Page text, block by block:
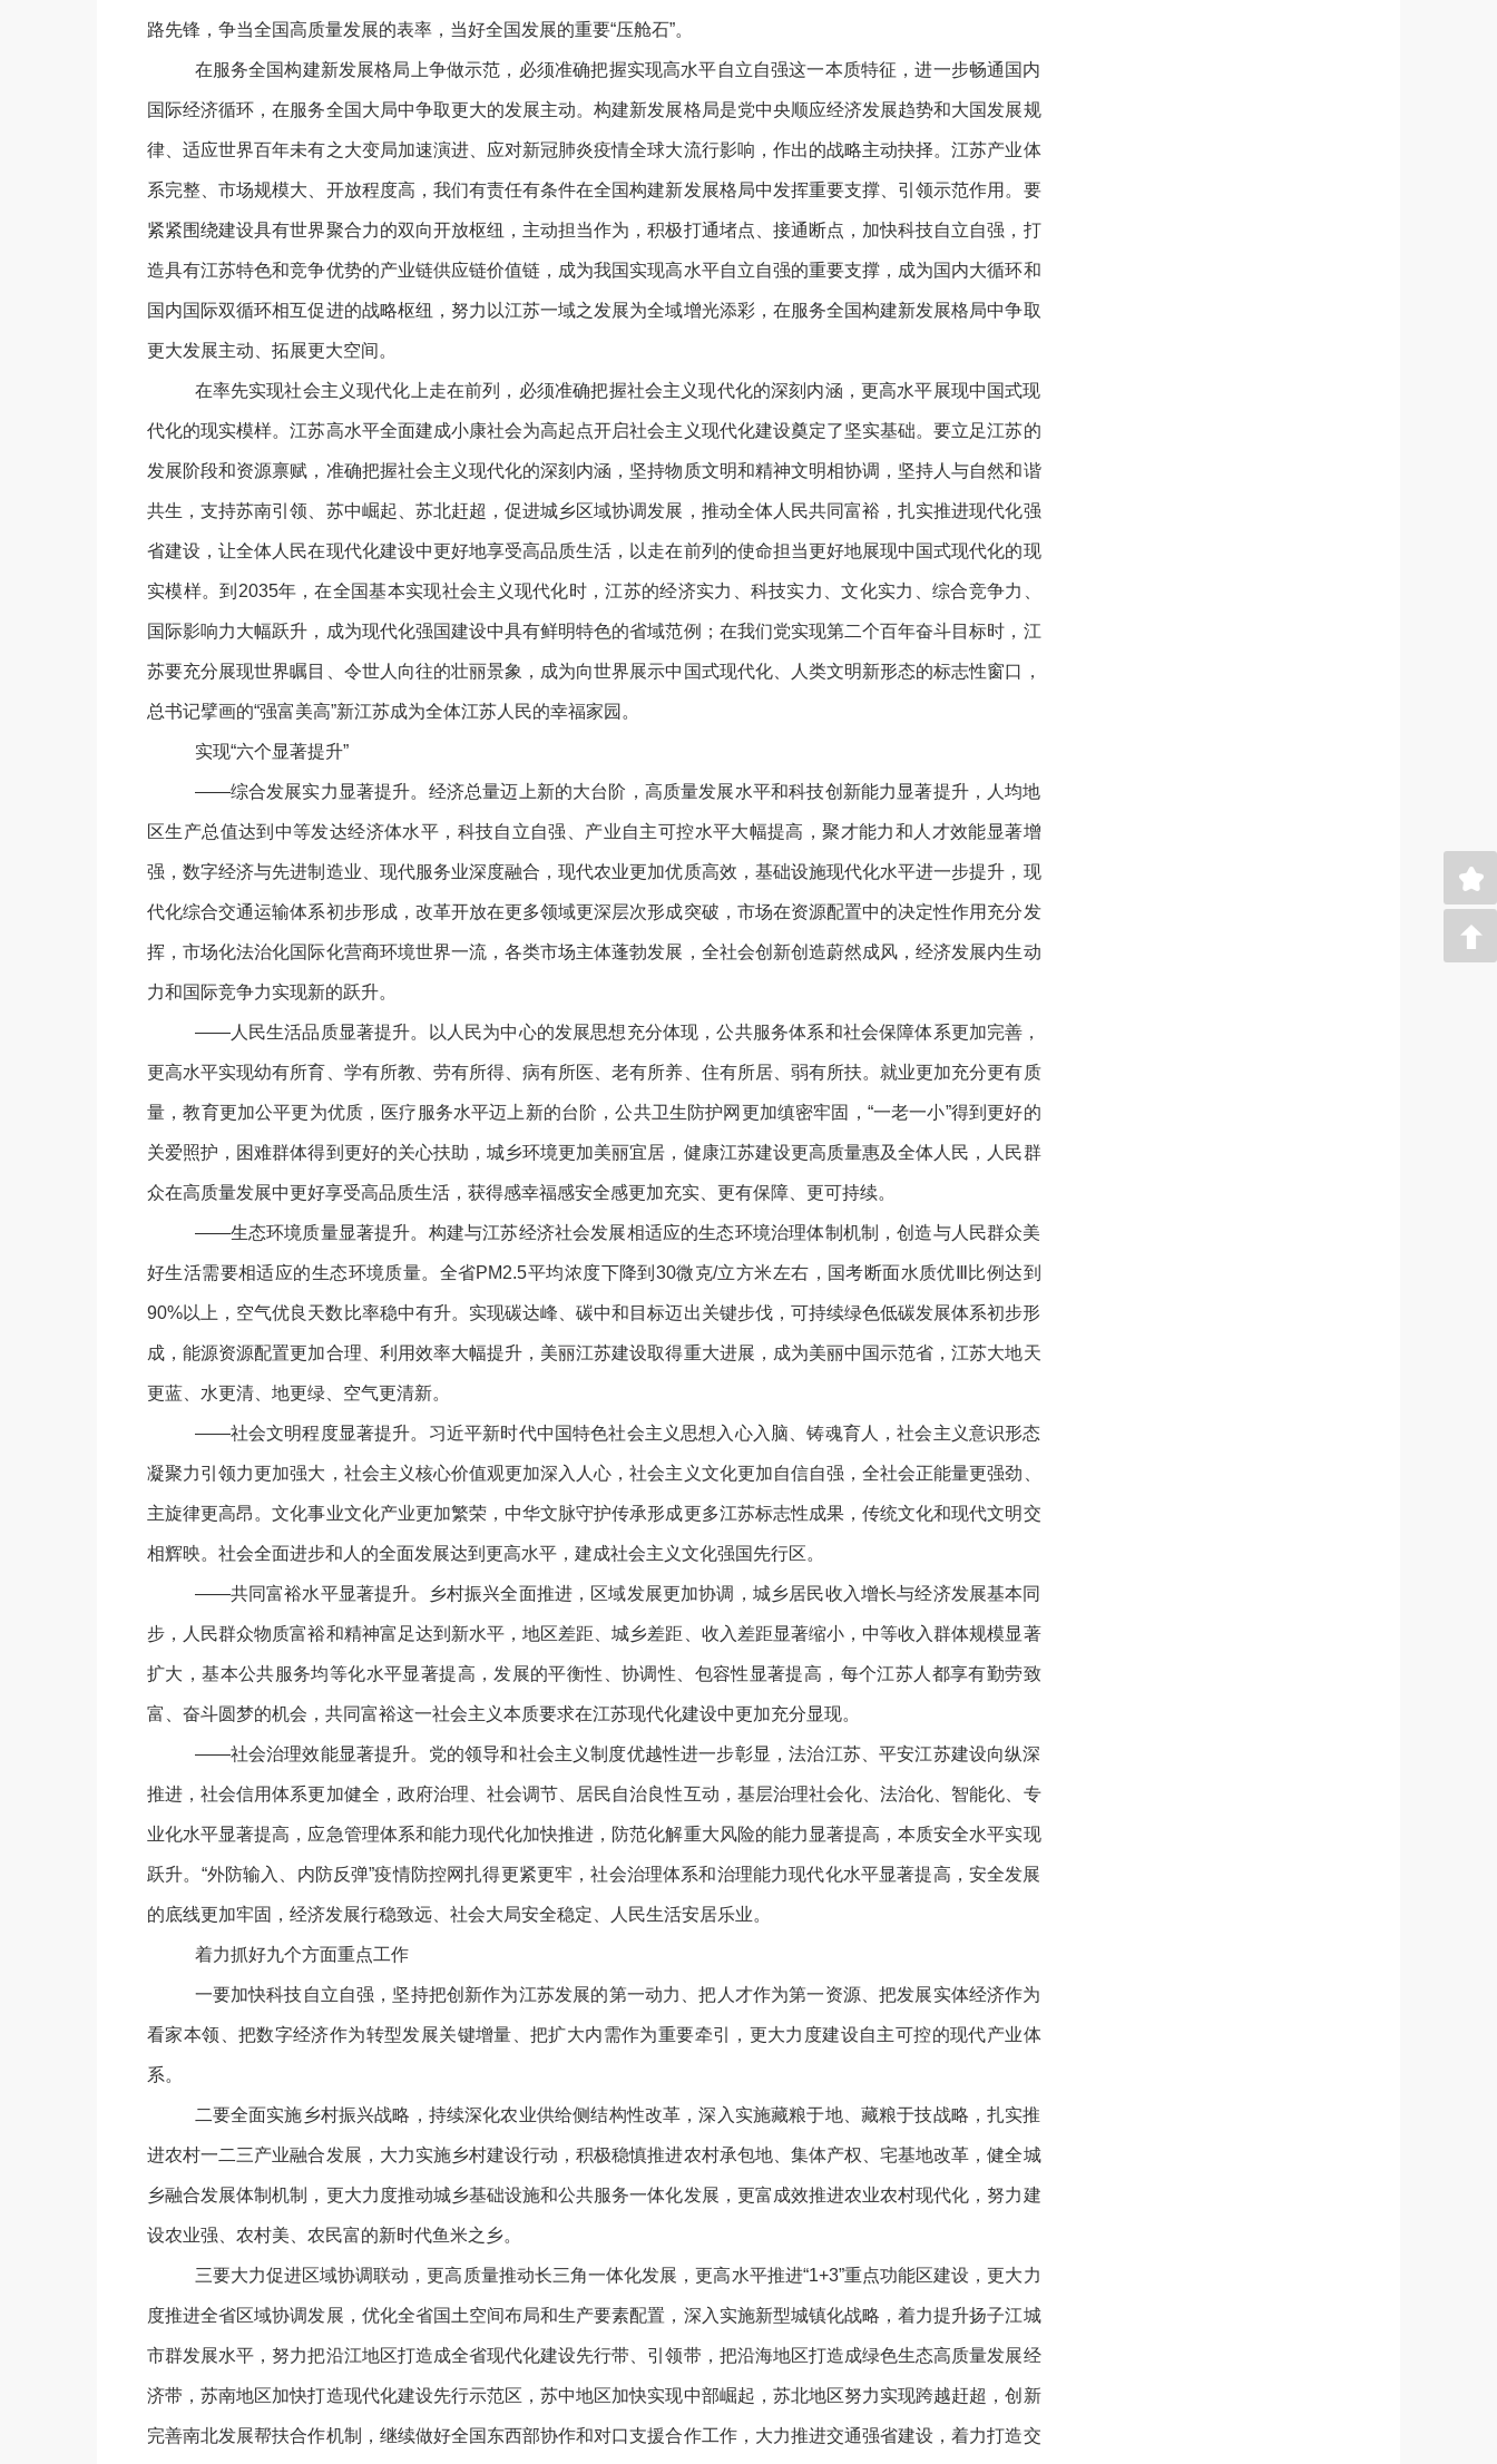
路先锋，争当全国高质量发展的表率，当好全国发展的重要“压舱石”。
在服务全国构建新发展格局上争做示范，必须准确把握实现高水平自立自强这一本质特征，进一步畅通国内
国际经济循环，在服务全国大局中争取更大的发展主动。构建新发展格局是党中央顺应经济发展趋势和大国发展规
律、适应世界百年未有之大变局加速演进、应对新冠肺炎疫情全球大流行影响，作出的战略主动抉择。江苏产业体
系完整、市场规模大、开放程度高，我们有责任有条件在全国构建新发展格局中发挥重要支撑、引领示范作用。要
紧紧围绕建设具有世界聚合力的双向开放枢纽，主动担当作为，积极打通堵点、接通断点，加快科技自立自强，打
造具有江苏特色和竞争优势的产业链供应链价值链，成为我国实现高水平自立自强的重要支撑，成为国内大循环和
国内国际双循环相互促进的战略枢纽，努力以江苏一域之发展为全域增光添彩，在服务全国构建新发展格局中争取
更大发展主动、拓展更大空间。
在率先实现社会主义现代化上走在前列，必须准确把握社会主义现代化的深刻内涵，更高水平展现中国式现
代化的现实模样。江苏高水平全面建成小康社会为高起点开启社会主义现代化建设奠定了坚实基础。要立足江苏的
发展阶段和资源禀赋，准确把握社会主义现代化的深刻内涵，坚持物质文明和精神文明相协调，坚持人与自然和谐
共生，支持苏南引领、苏中崛起、苏北赶超，促进城乡区域协调发展，推动全体人民共同富裕，扎实推进现代化强
省建设，让全体人民在现代化建设中更好地享受高品质生活，以走在前列的使命担当更好地展现中国式现代化的现
实模样。到 2035年，在全国基本实现社会主义现代化时，江苏的经济实力、科技实力、文化实力、综合竞争力、
国际影响力大幅跃升，成为现代化强国建设中具有鲜明特色的省域范例；在我们党实现第二个百年奋斗目标时，江
苏要充分展现世界瞩目、令世人向往的壮丽景象，成为向世界展示中国式现代化、人类文明新形态的标志性窗口，
总书记擘画的“强富美高”新江苏成为全体江苏人民的幸福家园。
实现“六个显著提升”
——综合发展实力显著提升。经济总量迈上新的大台阶，高质量发展水平和科技创新能力显著提升，人均地
区生产总值达到中等发达经济体水平，科技自立自强、产业自主可控水平大幅提高，聚才能力和人才效能显著增
强，数字经济与先进制造业、现代服务业深度融合，现代农业更加优质高效，基础设施现代化水平进一步提升，现
代化综合交通运输体系初步形成，改革开放在更多领域更深层次形成突破，市场在资源配置中的决定性作用充分发
挥，市场化法治化国际化营商环境世界一流，各类市场主体蓬勃发展，全社会创新创造蔚然成风，经济发展内生动
力和国际竞争力实现新的跃升。
——人民生活品质显著提升。以人民为中心的发展思想充分体现，公共服务体系和社会保障体系更加完善，
更高水平实现幼有所育、学有所教、劳有所得、病有所医、老有所养、住有所居、弱有所扶。就业更加充分更有质
量，教育更加公平更为优质，医疗服务水平迈上新的台阶，公共卫生防护网更加缜密牢固，“一老一小”得到更好的
关爱照护，困难群体得到更好的关心扶助，城乡环境更加美丽宜居，健康江苏建设更高质量惠及全体人民，人民群
众在高质量发展中更好享受高品质生活，获得感幸福感安全感更加充实、更有保障、更可持续。
——生态环境质量显著提升。构建与江苏经济社会发展相适应的生态环境治理体制机制，创造与人民群众美
好生活需要相适应的生态环境质量。全省PM2.5平均浓度下降到30微克/立方米左右，国考断面水质优Ⅲ比例达到
90%以上，空气优良天数比率稳中有升。实现碳达峰、碳中和目标迈出关键步伐，可持续绿色低碳发展体系初步形
成，能源资源配置更加合理、利用效率大幅提升，美丽江苏建设取得重大进展，成为美丽中国示范省，江苏大地天
更蓝、水更清、地更绿、空气更清新。
——社会文明程度显著提升。习近平新时代中国特色社会主义思想入心入脑、铸魂育人，社会主义意识形态
凝聚力引领力更加强大，社会主义核心价值观更加深入人心，社会主义文化更加自信自强，全社会正能量更强劲、
主旋律更高昂。文化事业文化产业更加繁荣，中华文脉守护传承形成更多江苏标志性成果，传统文化和现代文明交
相辉映。社会全面进步和人的全面发展达到更高水平，建成社会主义文化强国先行区。
——共同富裕水平显著提升。乡村振兴全面推进，区域发展更加协调，城乡居民收入增长与经济发展基本同
步，人民群众物质富裕和精神富足达到新水平，地区差距、城乡差距、收入差距显著缩小，中等收入群体规模显著
扩大，基本公共服务均等化水平显著提高，发展的平衡性、协调性、包容性显著提高，每个江苏人都享有勤劳致
富、奋斗圆梦的机会，共同富裕这一社会主义本质要求在江苏现代化建设中更加充分显现。
——社会治理效能显著提升。党的领导和社会主义制度优越性进一步彰显，法治江苏、平安江苏建设向纵深
推进，社会信用体系更加健全，政府治理、社会调节、居民自治良性互动，基层治理社会化、法治化、智能化、专
业化水平显著提高，应急管理体系和能力现代化加快推进，防范化解重大风险的能力显著提高，本质安全水平实现
跃升。“外防输入、内防反弹”疫情防控网扎得更紧更牢，社会治理体系和治理能力现代化水平显著提高，安全发展
的底线更加牢固，经济发展行稳致远、社会大局安全稳定、人民生活安居乐业。
着力抓好九个方面重点工作
一要加快科技自立自强，坚持把创新作为江苏发展的第一动力、把人才作为第一资源、把发展实体经济作为
看家本领、把数字经济作为转型发展关键增量、把扩大内需作为重要牵引，更大力度建设自主可控的现代产业体
系。
二要全面实施乡村振兴战略，持续深化农业供给侧结构性改革，深入实施藏粮于地、藏粮于技战略，扎实推
进农村一二三产业融合发展，大力实施乡村建设行动，积极稳慎推进农村承包地、集体产权、宅基地改革，健全城
乡融合发展体制机制，更大力度推动城乡基础设施和公共服务一体化发展，更富成效推进农业农村现代化，努力建
设农业强、农村美、农民富的新时代鱼米之乡。
三要大力促进区域协调联动，更高质量推动长三角一体化发展，更高水平推进“1+3”重点功能区建设，更大力
度推进全省区域协调发展，优化全省国土空间布局和生产要素配置，深入实施新型城镇化战略，着力提升扬子江城
市群发展水平，努力把沿江地区打造成全省现代化建设先行带、引领带，把沿海地区打造成绿色生态高质量发展经
济带，苏南地区加快打造现代化建设先行示范区，苏中地区加快实现中部崛起，苏北地区努力实现跨越赶超，创新
完善南北发展帮扶合作机制，继续做好全国东西部协作和对口支援合作工作，大力推进交通强省建设，着力打造交